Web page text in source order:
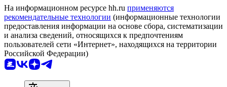
На информационном ресурсе hh.ru применяются
рекомендательные технологии (информационные технологии
предоставления информации на основе сбора, систематизации
и анализа сведений, относящихся к предпочтениям
пользователей сети «Интернет», находящихся на территории
Российской Федерации)